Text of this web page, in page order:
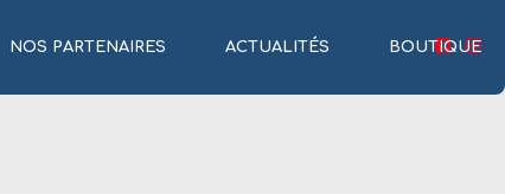
NOS PARTENAIRES ACTUALITÉS BOUTIQUE